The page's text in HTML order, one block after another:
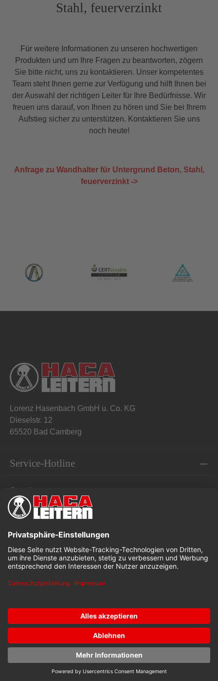
Stahl, feuerverzinkt
Für weitere Informationen zu unseren hochwertigen
Produkten und um Ihre Fragen zu beantworten, zögern
Sie bitte nicht, uns zu kontaktieren. Unser kompetentes
Team steht Ihnen gerne zur Verfügung und hilft Ihnen bei
der Auswahl der richtigen Leiter für Ihre Bedürfnisse. Wir
freuen uns darauf, von Ihnen zu hören und Sie bei Ihrem
Aufstieg sicher zu unterstützen. Kontaktieren Sie uns
noch heute!
Anfrage zu Wandhalter für Untergrund Beton, Stahl,
feuerverzinkt ->
Lorenz Hasenbach GmbH u. Co. KG
Dieselstr. 12
65520 Bad Camberg
Service-Hotline
Service
Informationen
* Alle Preise exkl. gesetzl. Mehrwertsteuer
© 2026 Lorenz Hasenbach GmbH u. Co. KG with ❤ bymister
bk!
Kataloge Stellenangebote Downloads